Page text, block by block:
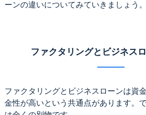
ーンの違いについてみていきましょう。
ファクタリングとビジネス
ファクタリングとビジネスローンは資
金性が高いという共通点があります。